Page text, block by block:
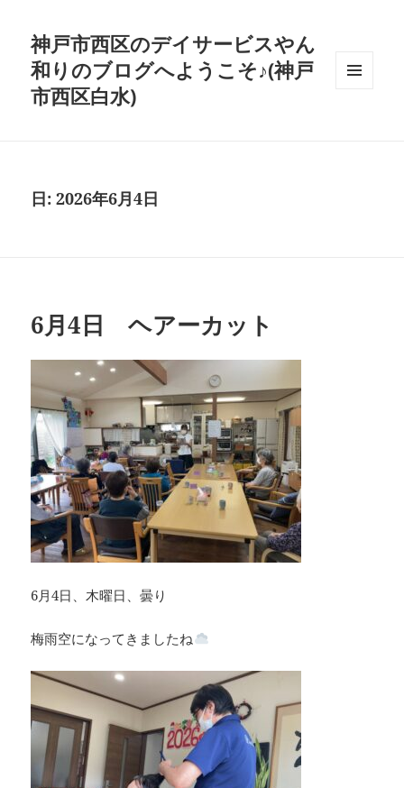
神戸市西区のデイサービスやん
和りのブログへようこそ♪(神戸
市西区白水)
日:2026年6月4日
6月4日 ヘアーカット
6月4日、木曜日、曇り
梅雨空になってきましたね